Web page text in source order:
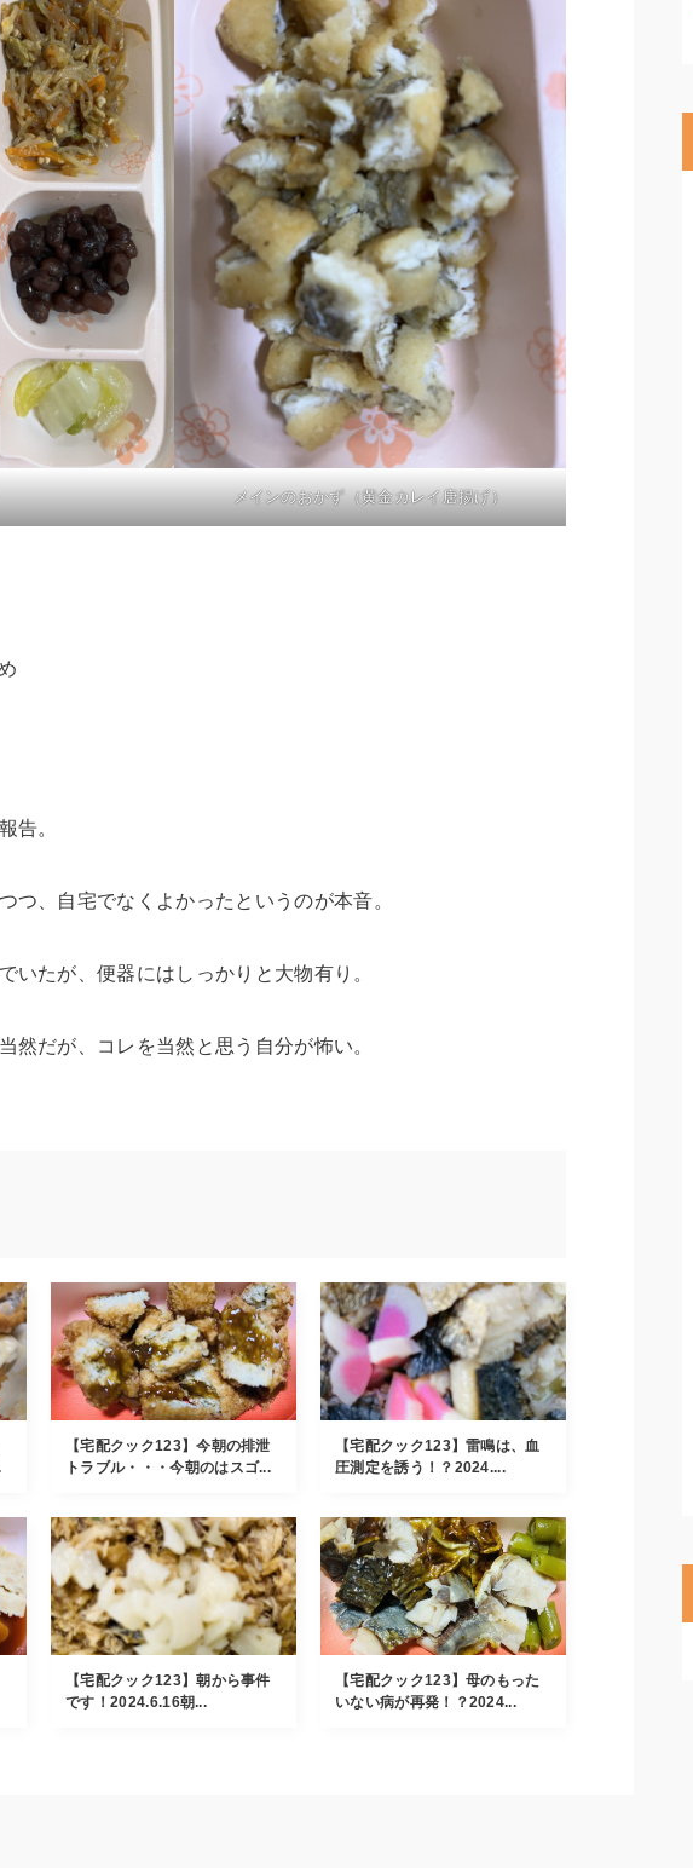
メインのおかず（黄金カレイ唐揚げ）
告。
つ、自宅でなくよかったというのが本音。
いたが、便器にはしっかりと大物有り。
然だが、コレを当然と思う自分が怖い。
【宅配クック123】今朝の排泄
トラブル・・・今朝のはスゴ...
【宅配クック123】雷鳴は、血
圧測定を誘う！？2024....
【宅配クック123】朝から事件
です！2024.6.16朝...
【宅配クック123】母のもった
いない病が再発！？2024...